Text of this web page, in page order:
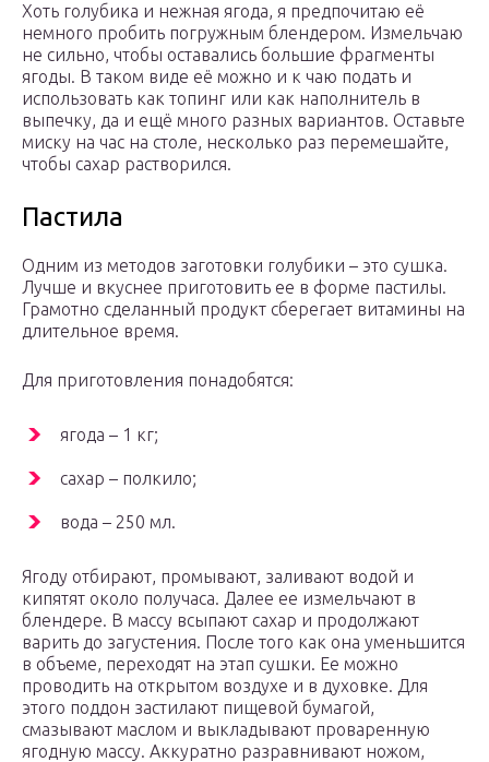
Хоть голубика и нежная ягода, я предпочитаю её
немного пробить погружным блендером. Измельчаю
не сильно, чтобы оставались большие фрагменты
ягоды. В таком виде её можно и к чаю подать и
использовать как топинг или как наполнитель в
выпечку, да и ещё много разных вариантов. Оставьте
миску на час на столе, несколько раз перемешайте,
чтобы сахар растворился.
Пастила
Одним из методов заготовки голубики – это сушка.
Лучше и вкуснее приготовить ее в форме пастилы.
Грамотно сделанный продукт сберегает витамины на
длительное время.
Для приготовления понадобятся:
ягода – 1 кг;
сахар – полкило;
вода – 250 мл.
Ягоду отбирают, промывают, заливают водой и
кипятят около получаса. Далее ее измельчают в
блендере. В массу всыпают сахар и продолжают
варить до загустения. После того как она уменьшится
в объеме, переходят на этап сушки. Ее можно
проводить на открытом воздухе и в духовке. Для
этого поддон застилают пищевой бумагой,
смазывают маслом и выкладывают проваренную
ягодную массу. Аккуратно разравнивают ножом,